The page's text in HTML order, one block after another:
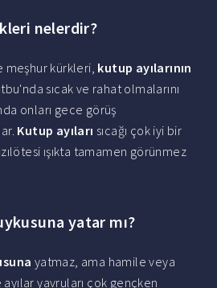
nelerdir?
meşhur kürkleri, kutup ayılarının
sıcak ve rahat olmalarını
onları gece görüş
Kutup ayıları sıcağı çok iyi bir
ışıkta tamamen görünmez
yatar mı?
yatmaz, ama hamile veya
yavruları çok gençken